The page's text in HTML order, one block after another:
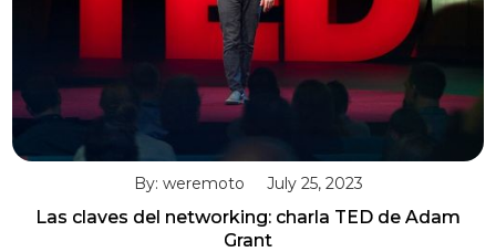
By: weremoto July 25, 2023
Las claves del networking: charla TED de Adam
Grant